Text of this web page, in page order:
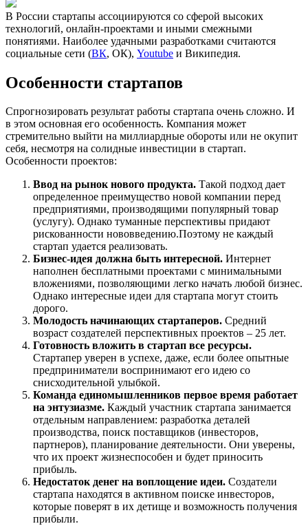
В России стартапы ассоциируются со сферой высоких
технологий, онлайн-проектами и иными смежными
понятиями. Наиболее удачными разработками считаются
социальные сети (ВК, ОК), Youtube и Википедия.
Особенности стартапов
Спрогнозировать результат работы стартапа очень сложно. И
в этом основная его особенность. Компания может
стремительно выйти на миллиардные обороты или не окупит
себя, несмотря на солидные инвестиции в стартап.
Особенности проектов:
Ввод на рынок нового продукта. Такой подход дает
определенное преимущество новой компании перед
предприятиями, производящими популярный товар
(услугу). Однако туманные перспективы придают
рискованности нововведению.Поэтому не каждый
стартап удается реализовать.
Бизнес-идея должна быть интересной. Интернет
наполнен бесплатными проектами с минимальными
вложениями, позволяющими легко начать любой бизнес.
Однако интересные идеи для стартапа могут стоить
дорого.
Молодость начинающих стартаперов. Средний
возраст создателей перспективных проектов – 25 лет.
Готовность вложить в стартап все ресурсы.
Стартапер уверен в успехе, даже, если более опытные
предприниматели воспринимают его идею со
снисходительной улыбкой.
Команда единомышленников первое время работает
на энтузиазме. Каждый участник стартапа занимается
отдельным направлением: разработка деталей
производства, поиск поставщиков (инвесторов,
партнеров), планирование деятельности. Они уверены,
что их проект жизнеспособен и будет приносить
прибыль.
Недостаток денег на воплощение идеи. Создатели
стартапа находятся в активном поиске инвесторов,
которые поверят в их детище и возможность получения
прибыли.